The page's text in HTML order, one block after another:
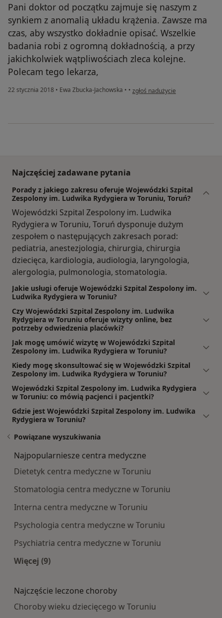
Pani doktor od początku zajmuje się naszym z
synkiem z anomalią układu krążenia. Zawsze ma
czas, aby wszystko dokładnie opisać. Wszelkie
badania robi z ogromną dokładnością, a przy
jakichkolwiek wątpliwościach zleca kolejne.
Polecam tego lekarza,
22 stycznia 2018 • Ewa Zbucka-Jachowska • • w opinii użytkownika Emilia
zgłoś nadużycie
Najczęściej zadawane pytania
Porady z jakiego zakresu oferuje Wojewódzki Szpital
Zespolony im. Ludwika Rydygiera w Toruniu, Toruń?
Wojewódzki Szpital Zespolony im. Ludwika
Rydygiera w Toruniu, Toruń dysponuje dużym
zespołem o następujących zakresach porad:
pediatria, anestezjologia, chirurgia, chirurgia
dziecięca, kardiologia, audiologia, laryngologia,
alergologia, pulmonologia, stomatologia.
Jakie usługi oferuje Wojewódzki Szpital Zespolony im.
Ludwika Rydygiera w Toruniu?
Czy Wojewódzki Szpital Zespolony im. Ludwika
Rydygiera w Toruniu oferuje wizyty online, bez
potrzeby odwiedzenia placówki?
Jak mogę umówić wizytę w Wojewódzki Szpital
Zespolony im. Ludwika Rydygiera w Toruniu?
Kiedy mogę skonsultować się w Wojewódzki Szpital
Zespolony im. Ludwika Rydygiera w Toruniu?
Wojewódzki Szpital Zespolony im. Ludwika Rydygiera
w Toruniu: co mówią pacjenci i pacjentki?
Gdzie jest Wojewódzki Szpital Zespolony im. Ludwika
Rydygiera w Toruniu?
Powiązane wyszukiwania
Najpopularniesze centra medyczne
Dietetyk centra medyczne w Toruniu
Stomatologia centra medyczne w Toruniu
Interna centra medyczne w Toruniu
Psychologia centra medyczne w Toruniu
Psychiatria centra medyczne w Toruniu
Więcej (9)
Najczęście leczone choroby
Choroby wieku dziecięcego w Toruniu